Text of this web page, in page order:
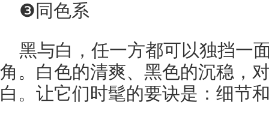
❸同色系
黑与白，任一方都可以独挡一
角。白色的清爽、黑色的沉稳，
白。让它们时髦的要诀是：细节